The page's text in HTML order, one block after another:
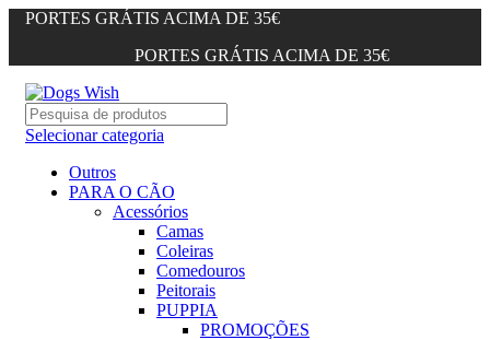
PORTES GRÁTIS ACIMA DE 35€
PORTES GRÁTIS ACIMA DE 35€
Selecionar categoria
Outros
PARA O CÃO
Acessórios
Camas
Coleiras
Comedouros
Peitorais
PUPPIA
PROMOÇÕES